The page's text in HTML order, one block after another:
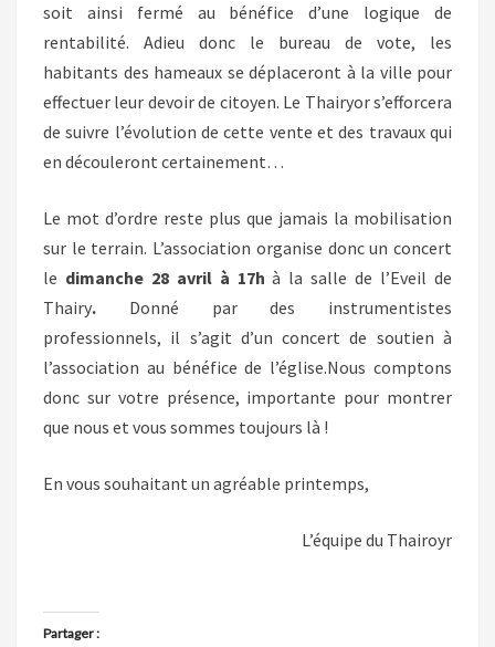
soit ainsi fermé au bénéfice d’une logique de
rentabilité. Adieu donc le bureau de vote, les
habitants des hameaux se déplaceront à la ville pour
effectuer leur devoir de citoyen. Le Thairyor s’efforcera
de suivre l’évolution de cette vente et des travaux qui
en découleront certainement…
Le mot d’ordre reste plus que jamais la mobilisation
sur le terrain. L’association organise donc un concert
le dimanche 28 avril à 17h à la salle de l’Eveil de
Thairy. Donné par des instrumentistes
professionnels, il s’agit d’un concert de soutien à
l’association au bénéfice de l’église.Nous comptons
donc sur votre présence, importante pour montrer
que nous et vous sommes toujours là !
En vous souhaitant un agréable printemps,
L’équipe du Thairoyr
Partager :